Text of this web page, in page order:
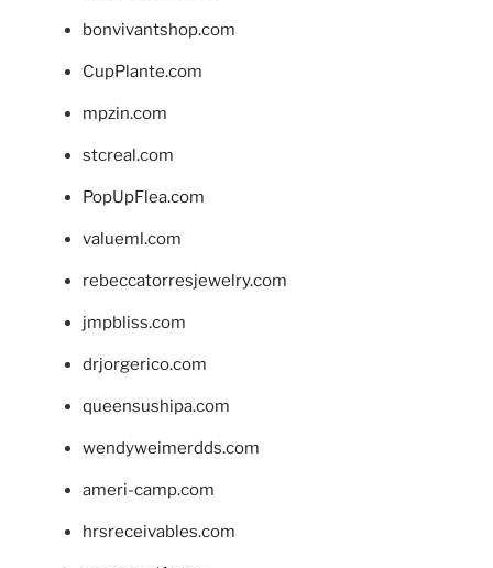
bonvivantshop.com
CupPlante.com
mpzin.com
stcreal.com
PopUpFlea.com
valueml.com
rebeccatorresjewelry.com
jmpbliss.com
drjorgerico.com
queensushipa.com
wendyweimerdds.com
ameri-camp.com
hrsreceivables.com